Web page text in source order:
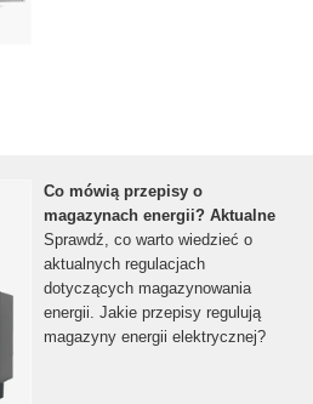
Co mówią przepisy o
magazynach energii? Aktualne
Sprawdź, co warto wiedzieć o
aktualnych regulacjach
dotyczących magazynowania
energii. Jakie przepisy regulują
magazyny energii elektrycznej?